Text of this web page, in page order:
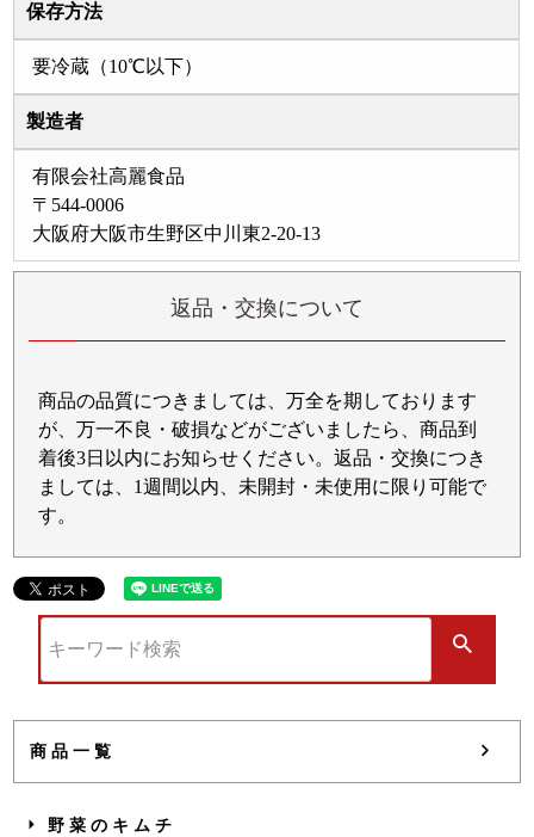
商品一覧
野菜のキムチ
保存方法
要冷蔵（10℃以下）
製造者
有限会社高麗食品
〒544-0006
大阪府大阪市生野区中川東2-20-13
返品・交換について
商品の品質につきましては、万全を期しております
が、万一不良・破損などがございましたら、商品到
着後3日以内にお知らせください。返品・交換につき
ましては、1週間以内、未開封・未使用に限り可能で
す。